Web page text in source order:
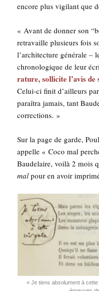
encore plus vigi­lant que
« Avant de don­ner son
retra­vaille plu­sieurs fois
l’architecture géné­rale –
chro­no­lo­gique de leur
rature, sol­li­cite l’avis de
Celui-ci finit d’ailleurs
paraî­tra jamais, tant
corrections. »
Sur la page de garde,
appelle « Coco mal
Bau­de­laire, voi­là 2 mois
mal pour en avoir
« Je tiens abso­lu­ment à